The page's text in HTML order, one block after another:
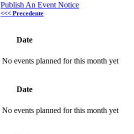
Publish An Event Notice
<<< Precedente
Date
No events planned for this month yet
Date
No events planned for this month yet